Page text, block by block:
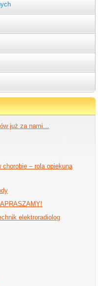
już za nami…
– rola opiekuna
elektroradiolog